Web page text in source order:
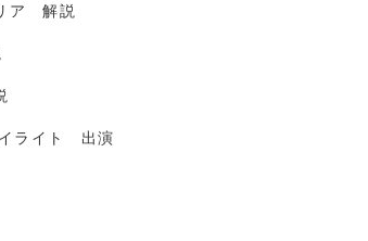
ア 解説
ライト 出演